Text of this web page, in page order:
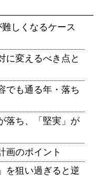
しくなるケース
に変えるべき点と
でも通る年・落ち
落ち、「堅実」が
画のポイント
を狙い過ぎると逆